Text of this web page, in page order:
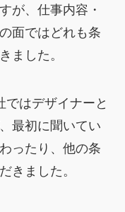
が、仕事内容・
面ではどれも条
ました。
ではデザイナーと
最初に聞いてい
ったり、他の条
きました。